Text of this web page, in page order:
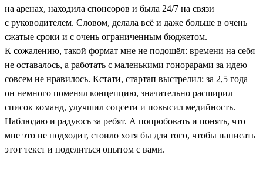
на аренах, находила спонсоров и была 24/7 на связи
с руководителем. Словом, делала всё и даже больше в очень
сжатые сроки и с очень ограниченным бюджетом.
К сожалению, такой формат мне не подошёл: времени на себя
не оставалось, а работать с маленькими гонорарами за идею
совсем не нравилось. Кстати, стартап выстрелил: за 2,5 года
он немного поменял концепцию, значительно расширил
список команд, улучшил соцсети и повысил медийность.
Наблюдаю и радуюсь за ребят. А попробовать и понять, что
мне это не подходит, стоило хотя бы для того, чтобы написать
этот текст и поделиться опытом с вами.